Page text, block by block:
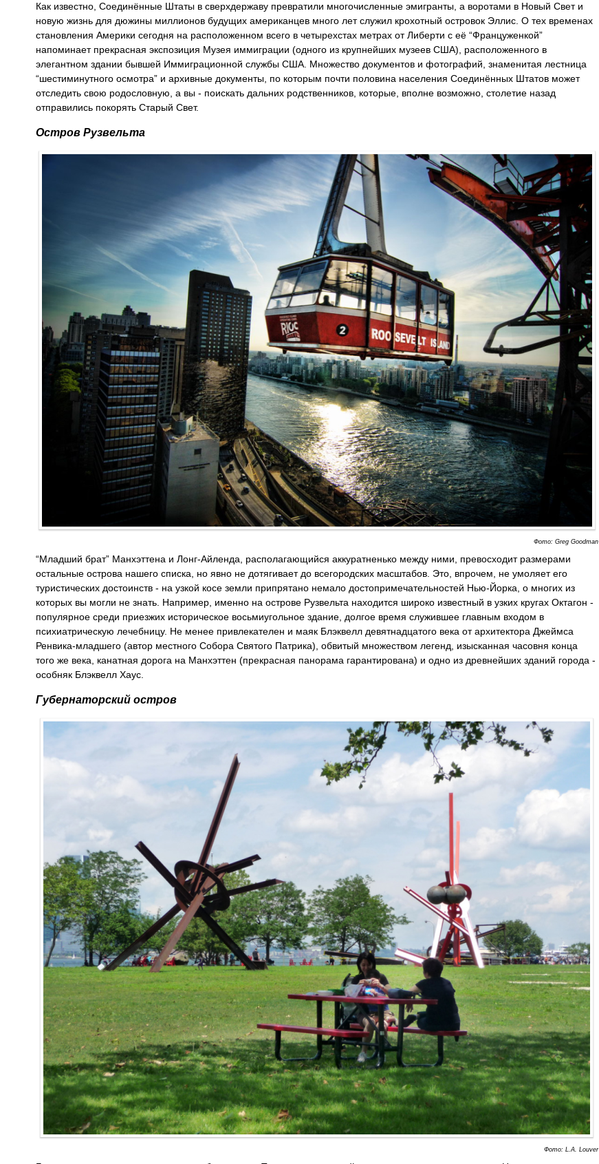
Как известно, Соединённые Штаты в сверхдержаву превратили многочисленные эмигранты, а воротами в Новый Свет и
новую жизнь для дюжины миллионов будущих американцев много лет служил крохотный островок Эллис. О тех временах
становления Америки сегодня на расположенном всего в четырехстах метрах от Либерти с её “Француженкой”
напоминает прекрасная экспозиция Музея иммиграции (одного из крупнейших музеев США), расположенного в
элегантном здании бывшей Иммиграционной службы США. Множество документов и фотографий, знаменитая лестница
“шестиминутного осмотра” и архивные документы, по которым почти половина населения Соединённых Штатов может
отследить свою родословную, а вы - поискать дальних родственников, которые, вполне возможно, столетие назад
отправились покорять Старый Свет.
Остров Рузвельта
Фото: Greg Goodman
“Младший брат” Манхэттена и Лонг-Айленда, располагающийся аккуратненько между ними, превосходит размерами
остальные острова нашего списка, но явно не дотягивает до всегородских масштабов. Это, впрочем, не умоляет его
туристических достоинств - на узкой косе земли припрятано немало достопримечательностей Нью-Йорка, о многих из
которых вы могли не знать. Например, именно на острове Рузвельта находится широко известный в узких кругах Октагон -
популярное среди приезжих историческое восьмиугольное здание, долгое время служившее главным входом в
психиатрическую лечебницу. Не менее привлекателен и маяк Блэквелл девятнадцатого века от архитектора Джеймса
Ренвика-младшего (автор местного Собора Святого Патрика), обвитый множеством легенд, изысканная часовня конца
того же века, канатная дорога на Манхэттен (прекрасная панорама гарантирована) и одно из древнейших зданий города -
особняк Блэквелл Хаус.
Губернаторский остров
Фото: L.A. Louver